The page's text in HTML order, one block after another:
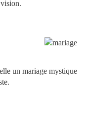
un mariage mystique